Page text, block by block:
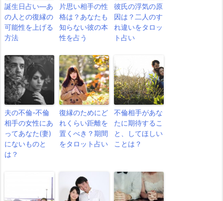
誕生日占い―あ
の人との復縁の
可能性を上げる
方法
片思い相手の性
格は？あなたも
知らない彼の本
性を占う
彼氏の浮気の原
因は？二人のす
れ違いをタロッ
ト占い
夫の不倫-不倫
相手の女性にあ
ってあなた(妻)
にないものと
は？
復縁のためにど
れくらい距離を
置くべき？期間
をタロット占い
不倫相手があな
たに期待するこ
と、してほしい
ことは？